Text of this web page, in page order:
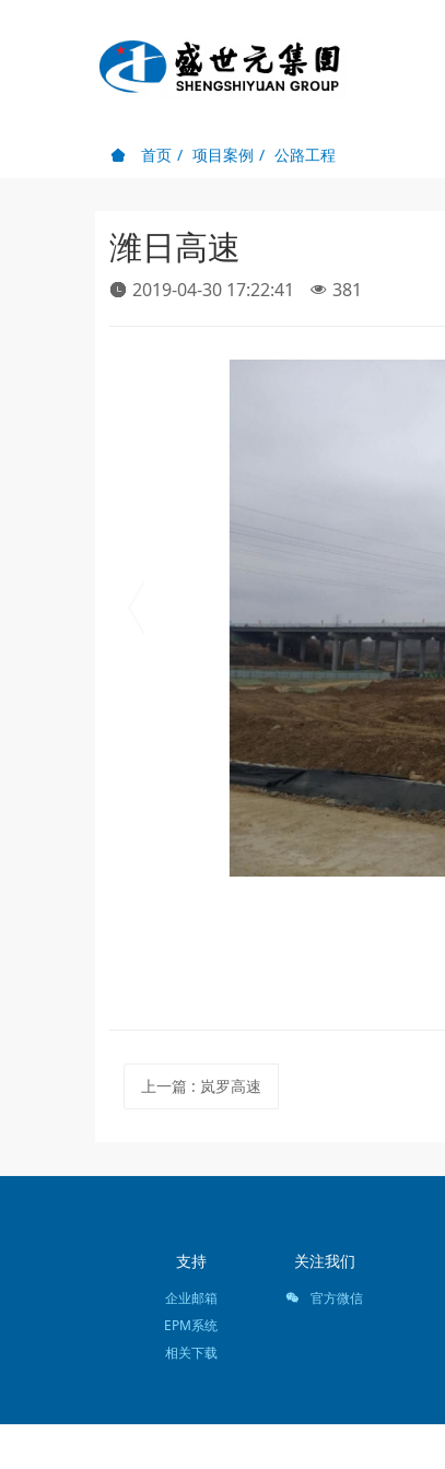
首页 项目案例 公路工程
潍日高速
2019-04-30 17:22:41 381
上一篇 : 岚罗高速
支持
企业邮箱
EPM系统
相关下载
关注我们
官方微信